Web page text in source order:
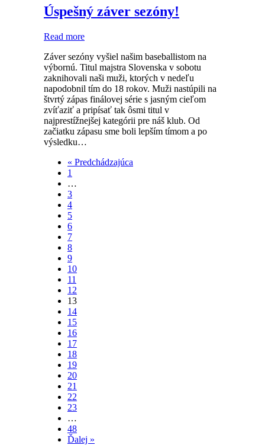
Úspešný záver sezóny!
Read more
Záver sezóny vyšiel našim baseballistom na
výbornú. Titul majstra Slovenska v sobotu
zaknihovali naši muži, ktorých v nedeľu
napodobnil tím do 18 rokov. Muži nastúpili na
štvrtý zápas finálovej série s jasným cieľom
zvíťaziť a pripísať tak ôsmi titul v
najprestížnejšej kategórii pre náš klub. Od
začiatku zápasu sme boli lepším tímom a po
výsledku…
« Predchádzajúca
1
…
3
4
5
6
7
8
9
10
11
12
13
14
15
16
17
18
19
20
21
22
23
…
48
Ďalej »